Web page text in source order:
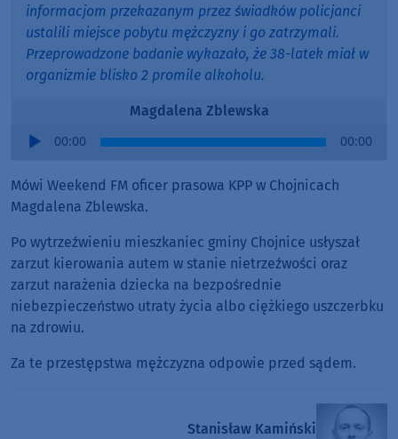
informacjom przekazanym przez świadków policjanci
ustalili miejsce pobytu mężczyzny i go zatrzymali.
Przeprowadzone badanie wykazało, że 38-latek miał w
organizmie blisko 2 promile alkoholu.
Magdalena Zblewska
Audio
00:00 00:00
Mówi Weekend FM oficer prasowa KPP w Chojnicach
Magdalena Zblewska.
Po wytrzeźwieniu mieszkaniec gminy Chojnice usłyszał
zarzut kierowania autem w stanie nietrzeźwości oraz
zarzut narażenia dziecka na bezpośrednie
niebezpieczeństwo utraty życia albo ciężkiego uszczerbku
na zdrowiu.
Za te przestępstwa mężczyzna odpowie przed sądem.
Stanisław Kamiński